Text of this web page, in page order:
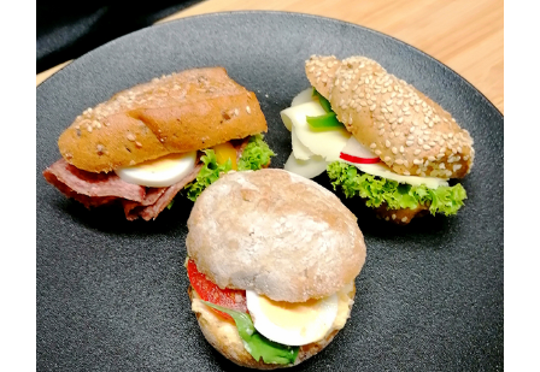
Jourgebäck Gemischt (3 Stück)